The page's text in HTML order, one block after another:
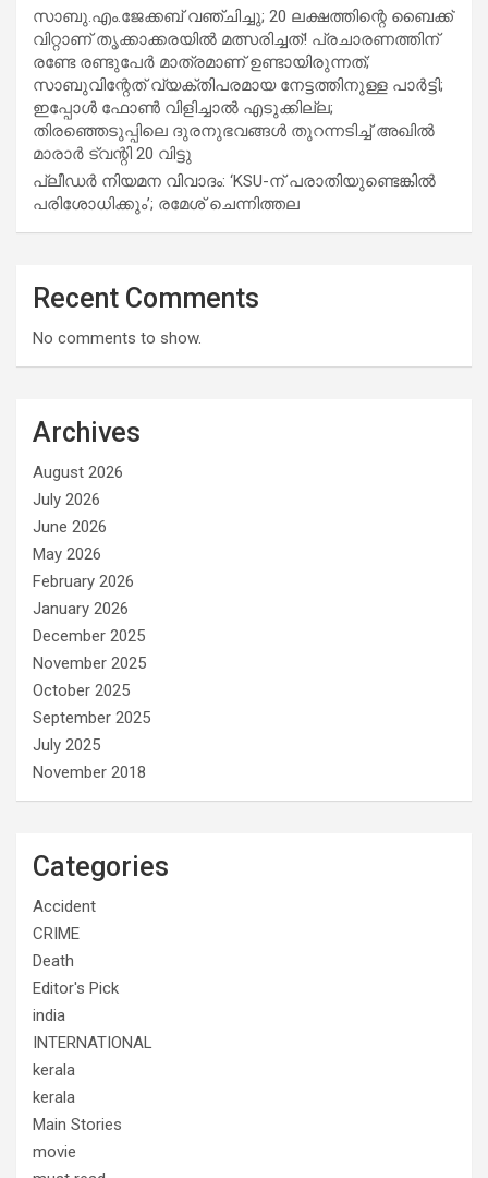
സാബു.എം.ജേക്കബ് വഞ്ചിച്ചു; 20 ലക്ഷത്തിന്റെ ബൈക്ക്
വിറ്റാണ് തൃക്കാക്കരയില്‍ മത്സരിച്ചത്! പ്രചാരണത്തിന്
രണ്ടേ രണ്ടുപേര്‍ മാത്രമാണ് ഉണ്ടായിരുന്നത്;
സാബുവിന്റേത് വ്യക്തിപരമായ നേട്ടത്തിനുള്ള പാര്‍ട്ടി;
ഇപ്പോള്‍ ഫോണ്‍ വിളിച്ചാല്‍ എടുക്കില്ല;
തിരഞ്ഞെടുപ്പിലെ ദുരനുഭവങ്ങള്‍ തുറന്നടിച്ച് അഖില്‍
മാരാര്‍ ട്വന്റി 20 വിട്ടു
പ്ലീഡർ നിയമന വിവാദം: ‘KSU-ന് പരാതിയുണ്ടെങ്കിൽ
പരിശോധിക്കും’; രമേശ് ചെന്നിത്തല
Recent Comments
No comments to show.
Archives
August 2026
July 2026
June 2026
May 2026
February 2026
January 2026
December 2025
November 2025
October 2025
September 2025
July 2025
November 2018
Categories
Accident
CRIME
Death
Editor's Pick
india
INTERNATIONAL
kerala
kerala
Main Stories
movie